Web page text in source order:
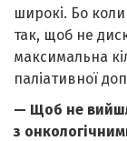
широкі. Бо
так, щоб не
максимальна
паліативної
— Щоб не
з